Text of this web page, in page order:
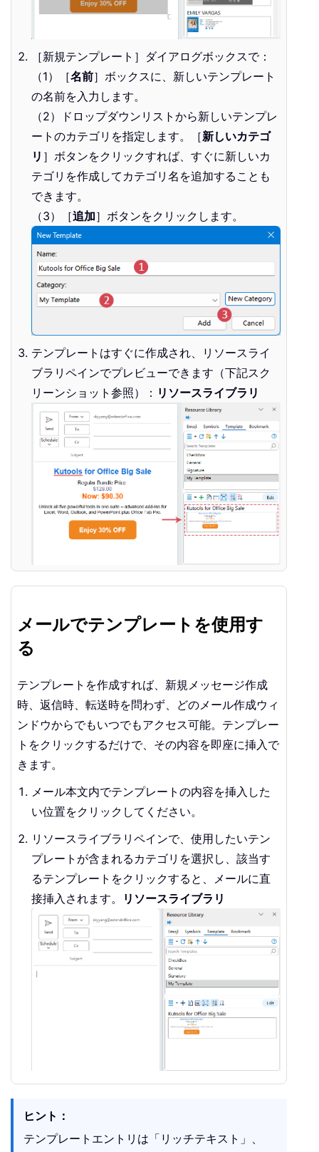
［新規テンプレート］ダイアログボックスで：
（1）［名前］ボックスに、新しいテンプレート
の名前を入力します。
（2）ドロップダウンリストから新しいテンプレ
ートのカテゴリを指定します。［新しいカテゴ
リ ］ボタンをクリックすれば、すぐに新しいカ
テゴリを作成してカテゴリ名を追加することも
できます。
（3）［追加］ボタンをクリックします。
テンプレートはすぐに作成され、リソースライ
ブラリペインでプレビューできます（下記スク
リーンショット参照）： リソースライブラリ
メールでテンプレートを使用す
る
テンプレートを作成すれば、新規メッセージ作成
時、返信時、転送時を問わず、どのメール作成ウィ
ンドウからでもいつでもアクセス可能。テンプレー
トをクリックするだけで、その内容を即座に挿入で
きます。
メール本文内でテンプレートの内容を挿入した
い位置をクリックしてください。
リソースライブラリペインで、使用したいテン
プレートが含まれるカテゴリを選択し、該当す
るテンプレートをクリックすると、メールに直
接挿入されます。
リソースライブラリ
ヒント：
テンプレートエントリは「リッチテキスト」、